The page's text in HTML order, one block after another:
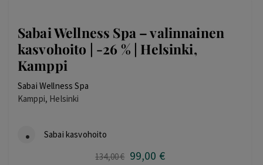
Sabai Wellness Spa – valinnainen
kasvohoito | -26 % | Helsinki,
Kamppi
Sabai Wellness Spa
Kamppi, Helsinki
Sabai kasvohoito
134,00€ Alkuperäinen
99,00 €Nykyinen